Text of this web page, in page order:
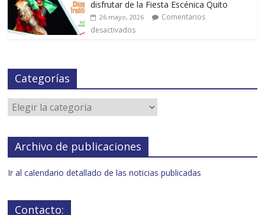
disfrutar de la Fiesta Escénica Quito
26 mayo, 2026
Comentarios
desactivados
Categorías
Archivo de publicaciones
Ir al calendario detallado de las noticias publicadas
Contacto: